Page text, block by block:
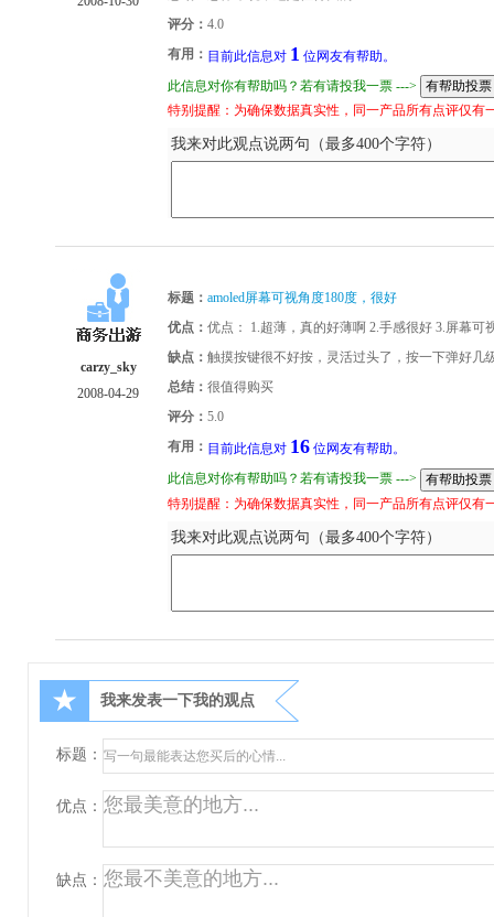
评分： 4.0
有用： 目前此信息对 1 位网友有帮助。
此信息对你有帮助吗？若有请投我一票 --->
特别提醒：为确保数据真实性，同一产品所有点评仅有
我来对此观点说两句（最多400个字符）
carzy_sky
2008-04-29
标题： amoled屏幕可视角度180度，很好
优点： 优点： 1.超薄，真的好薄啊 2.手感很好 3.屏幕可
缺点： 触摸按键很不好按，灵活过头了，按一下弹好几
总结： 很值得购买
评分： 5.0
有用： 目前此信息对 16 位网友有帮助。
此信息对你有帮助吗？若有请投我一票 --->
特别提醒：为确保数据真实性，同一产品所有点评仅有
我来对此观点说两句（最多400个字符）
★ 我来发表一下我的观点
标题：
优点：
缺点：